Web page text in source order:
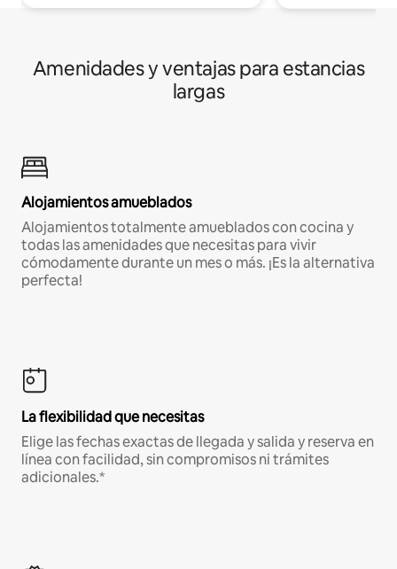
Amenidades y ventajas para estancias
largas
Alojamientos amueblados
Alojamientos totalmente amueblados con cocina y
todas las amenidades que necesitas para vivir
cómodamente durante un mes o más. ¡Es la alternativa
perfecta!
La flexibilidad que necesitas
Elige las fechas exactas de llegada y salida y reserva en
línea con facilidad, sin compromisos ni trámites
adicionales.*